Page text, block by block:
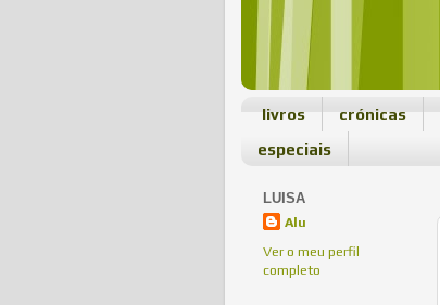
livros crónicas
especiais
LUISA
Alu
Ver o meu perfil
completo